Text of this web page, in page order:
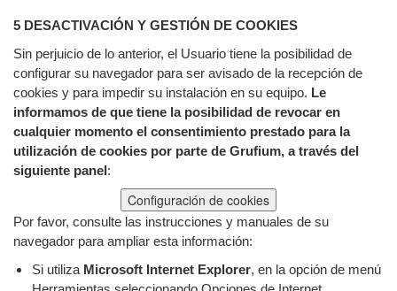
5 DESACTIVACIÓN Y GESTIÓN DE COOKIES
Sin perjuicio de lo anterior, el Usuario tiene la posibilidad de
configurar su navegador para ser avisado de la recepción de
cookies y para impedir su instalación en su equipo. Le
informamos de que tiene la posibilidad de revocar en
cualquier momento el consentimiento prestado para la
utilización de cookies por parte de Grufium, a través del
siguiente panel :
Configuración de cookies
Por favor, consulte las instrucciones y manuales de su
navegador para ampliar esta información:
Si utiliza Microsoft Internet Explorer, en la opción de menú